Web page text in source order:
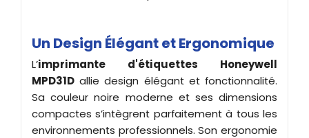
Un Design Élégant et Ergonomique
L’imprimante d'étiquettes Honeywell
MPD31D allie design élégant et fonctionnalité.
Sa couleur noire moderne et ses dimensions
compactes s’intègrent parfaitement à tous les
environnements professionnels. Son ergonomie